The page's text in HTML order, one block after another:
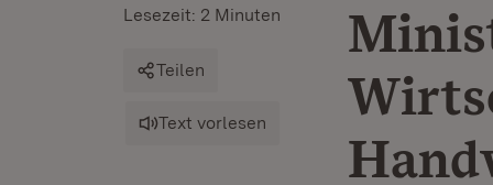
Lesezeit: 2 Minuten
Teilen
Text vorlesen